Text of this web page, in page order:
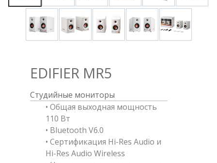
EDIFIER MR5
Студийные мониторы
• Общая выходная мощность
110 Вт
• Bluetooth V6.0
• Сертификация Hi-Res Audio и
Hi-Res Audio Wireless